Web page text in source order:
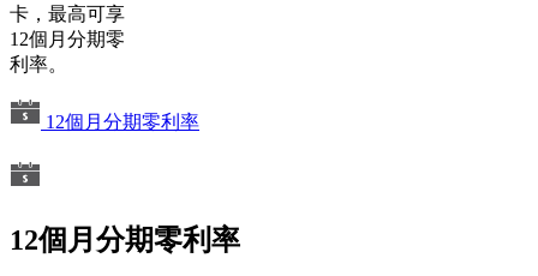
卡，最高可享
12個月分期零
利率。
12個月分期零利率
12個月分期零利率